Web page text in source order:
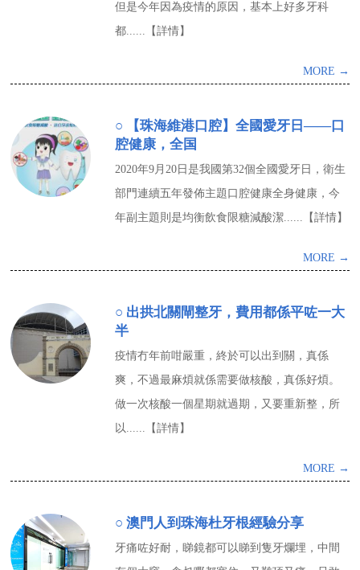
但是今年因為疫情的原因，基本上好多牙科
都......【詳情】
MORE →
○ 【珠海維港口腔】全國愛牙日——口
腔健康，全国
2020年9月20日是我國第32個全國愛牙日，衛生
部門連續五年發佈主題口腔健康全身健康，今
年副主題則是均衡飲食限糖減酸潔......【詳情】
MORE →
○ 出拱北關閘整牙，費用都係平咗一大
半
疫情冇年前咁嚴重，終於可以出到關，真係
爽，不過最麻煩就係需要做核酸，真係好煩。
做一次核酸一個星期就過期，又要重新整，所
以......【詳情】
MORE →
○ 澳門人到珠海杜牙根經驗分享
牙痛咗好耐，睇鏡都可以睇到隻牙爛埋，中間